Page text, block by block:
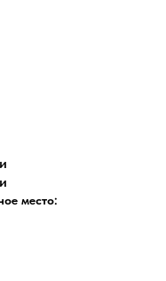
место: